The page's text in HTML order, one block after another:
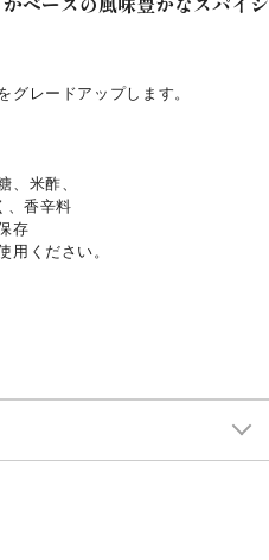
グレードアップします。
、米酢、
香辛料
存
ください。